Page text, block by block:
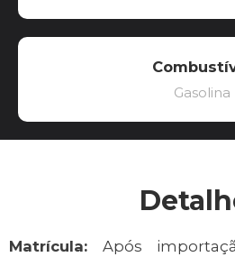
Gasolina
Matrícula: Após